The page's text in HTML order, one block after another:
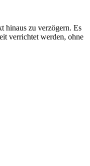
hinaus zu verzögern. Es
verrichtet werden, ohne